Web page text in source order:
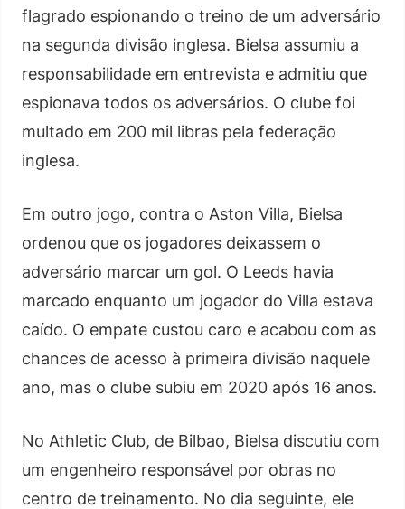
flagrado espionando o treino de um adversário
na segunda divisão inglesa. Bielsa assumiu a
responsabilidade em entrevista e admitiu que
espionava todos os adversários. O clube foi
multado em 200 mil libras pela federação
inglesa.
Em outro jogo, contra o Aston Villa, Bielsa
ordenou que os jogadores deixassem o
adversário marcar um gol. O Leeds havia
marcado enquanto um jogador do Villa estava
caído. O empate custou caro e acabou com as
chances de acesso à primeira divisão naquele
ano, mas o clube subiu em 2020 após 16 anos.
No Athletic Club, de Bilbao, Bielsa discutiu com
um engenheiro responsável por obras no
centro de treinamento. No dia seguinte, ele